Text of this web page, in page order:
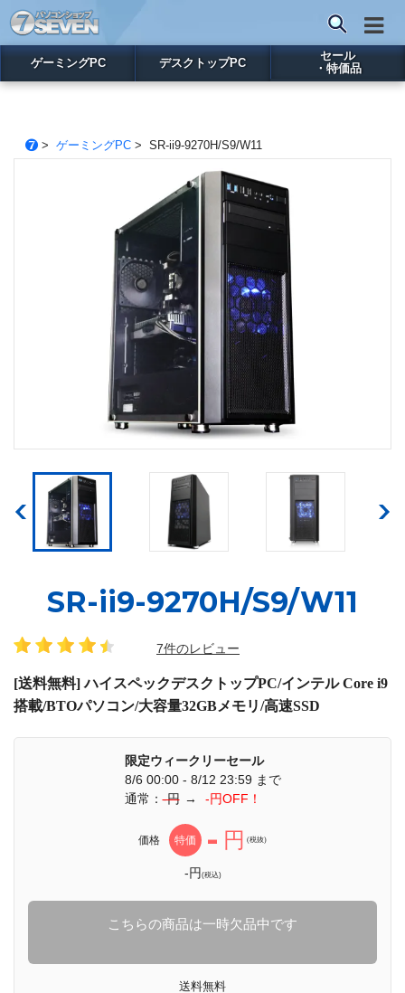
ゲーミングPC デスクトップPC
セール
・特価品
> ゲーミングPC> SR-ii9-9270H/S9/W11
SR-ii9-9270H/S9/W11
7件のレビュー
[送料無料] ハイスペックデスクトップPC/インテル Core i9
搭載/BTOパソコン/大容量32GBメモリ/高速SSD
限定ウィークリーセール
8/6 00:00 - 8/12 23:59 まで
通常：-円 → -円OFF！
価格 特価 - 円 (税抜)
-円(税込)
こちらの商品は一時欠品中です
送料無料